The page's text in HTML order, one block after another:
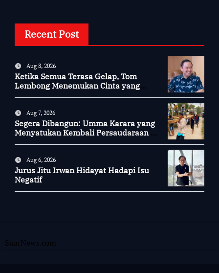
Recent Post
Aug 8, 2026
Ketika Semua Terasa Gelap, Tom
Lembong Menemukan Cinta yang
Aug 7, 2026
Segera Dibangun: Umma Karara yang
Menyatukan Kembali Persaudaraan di
Aug 6, 2026
Jurus Jitu Irwan Hidayat Hadapi Isu
Negatif
SuarNews.com